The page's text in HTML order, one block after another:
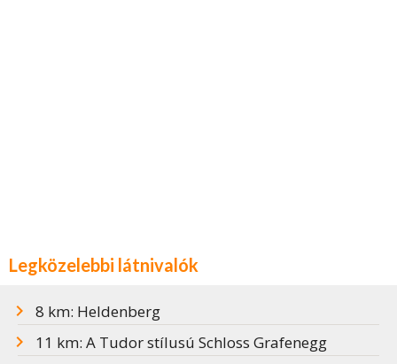
Legközelebbi látnivalók
8 km: Heldenberg
11 km: A Tudor stílusú Schloss Grafenegg